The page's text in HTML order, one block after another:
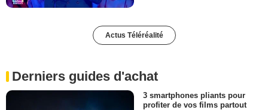
Actus Téléréalité
Derniers guides d'achat
3 smartphones pliants pour
profiter de vos films partout